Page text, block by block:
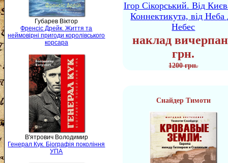
Губарев Віктор
Френсіс Дрейк. Життя та
неймовірні пригоди королівського
корсара
В'ятрович Володимир
Генерал Кук. Біографія покоління
УПА
Ігор Сікорський. Від
Коннектикута, від Неба
Небес
наклад
грн.
1200 грн.
Снайдер Тимоти